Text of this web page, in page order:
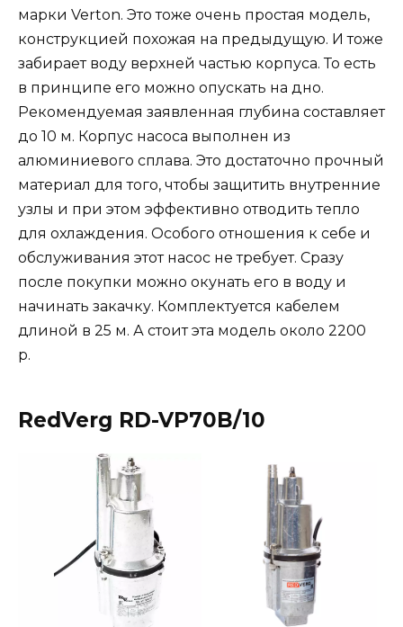
марки Verton. Это тоже очень простая модель,
конструкцией похожая на предыдущую. И тоже
забирает воду верхней частью корпуса. То есть
в принципе его можно опускать на дно.
Рекомендуемая заявленная глубина составляет
до 10 м. Корпус насоса выполнен из
алюминиевого сплава. Это достаточно прочный
материал для того, чтобы защитить внутренние
узлы и при этом эффективно отводить тепло
для охлаждения. Особого отношения к себе и
обслуживания этот насос не требует. Сразу
после покупки можно окунать его в воду и
начинать закачку. Комплектуется кабелем
длиной в 25 м. А стоит эта модель около 2200
р.
RedVerg RD-VP70B/10